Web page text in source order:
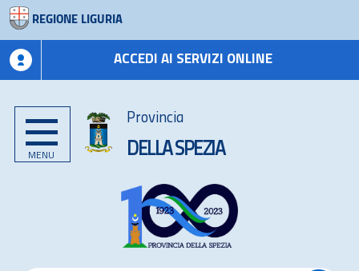
REGIONE LIGURIA
ACCEDI AI SERVIZI ONLINE
MENU
Provincia
DELLA SPEZIA